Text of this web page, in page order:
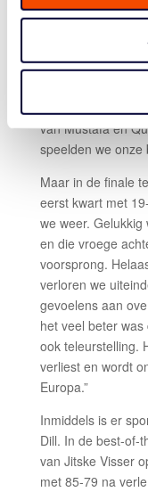
mogen verliezen.
sessies met de
als uitgangspunt
zeker weer op
ronde van de
van Mustafa en
speelden we onze
Maar in de finale
eerst kwart met
we weer.
en die vroege
voorsprong.
verloren we
gevoelens aan
het veel beter
ook teleurstelling.
verliest en wordt
Europa.”
Inmiddels is er
Dill. In de best-of-
van Jitske Visser
met 85-79 na